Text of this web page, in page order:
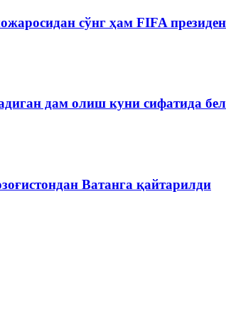
сўнг ҳам FIFA
дам олиш куни сифатида
Ватанга қайтарилди